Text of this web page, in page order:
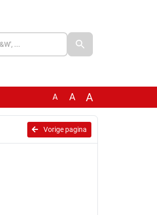
A A A
Vorige pagina